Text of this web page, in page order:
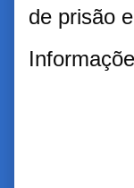
de prisão